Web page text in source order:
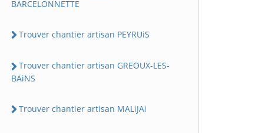
BARCELONNETTE
Trouver chantier artisan PEYRUiS
Trouver chantier artisan GREOUX-LES-
BAiNS
Trouver chantier artisan MALiJAi